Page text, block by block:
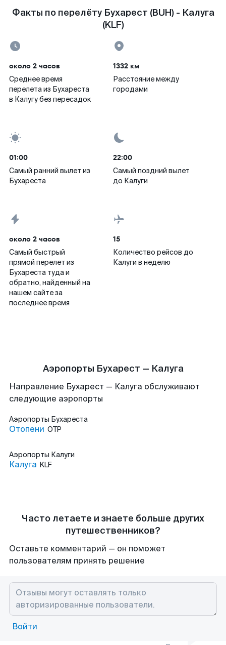
Факты по перелёту Бухарест (BUH) - Калуга
(KLF)
около 2 часов
Среднее время
перелета из Бухареста
в Калугу без пересадок
1332 км
Расстояние между
городами
01:00
Самый ранний вылет из
Бухареста
22:00
Самый поздний вылет
до Калуги
около 2 часов
Самый быстрый
прямой перелет из
Бухареста туда и
обратно, найденный на
нашем сайте за
последнее время
15
Количество рейсов до
Калуги в неделю
Аэропорты Бухарест — Калуга
Направление Бухарест — Калуга обслуживают
следующие аэропорты
Аэропорты Бухареста
Отопени OTP
Аэропорты Калуги
Калуга KLF
Часто летаете и знаете больше других
путешественников?
Оставьте комментарий — он поможет
пользователям принять решение
Войти